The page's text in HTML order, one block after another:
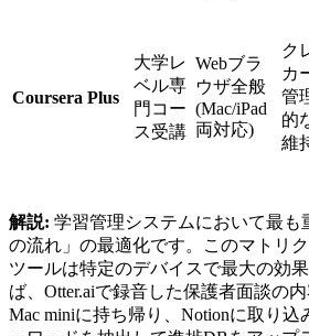
Coursera Plus
大学レ
ベル専
門コー
ス受講
Webブラ
ウザ全般
(Mac/iPad
両対応)
ク
カ
管
的
維
解説: 学習管理システムにおいて最も
の流れ」の最適化です。このマトリ
ツールは特定のデバイスで最大の効
ば、Otter.aiで録音した保護者面談の
Mac miniに持ち帰り、Notionに取り込